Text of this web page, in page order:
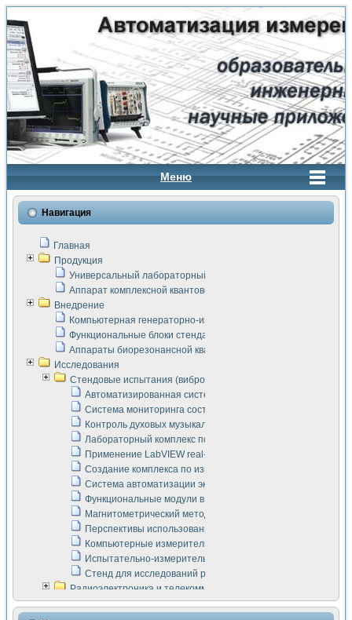
Меню
Навигация
Главная
Продукция
Универсальный лабораторный стенд "Сигнал-USB"
Аппарат комплексной квантовой терапии Интроскан
Внедрение
Компьютерная генераторно-измерительная система
Функциональные блоки стенда "Сигнал-USB"
Аппараты биорезонансной квантовой терапии серии СКАН
Исследования
Стендовые испытания (виброакустика, тензометрия и т.п.)
Автоматизированная система измерения параметров
Система мониторинга состояния тяговых
Контроль духовых музыкальных инструментов
Лабораторный комплекс по исследованию элементной
Применение LabVIEW real-time module для
Создание комплекса по измерению скорости подвижного
Система автоматизации экспериментальных
Функциональные модули в стандарте Nl SCXI для
Магнитометрический метод в дефектоскопии сварных
Перспективы использования машинного зрения в
Компьютерные измерительные системы для
Испытательно-измерительный комплекс аппаратуры для
Стенд для исследований рабочих процессов ДВС в
Радиоэлектроника и телекоммуникации
LabVIEW в расчетах радиолиний систем передачи данных